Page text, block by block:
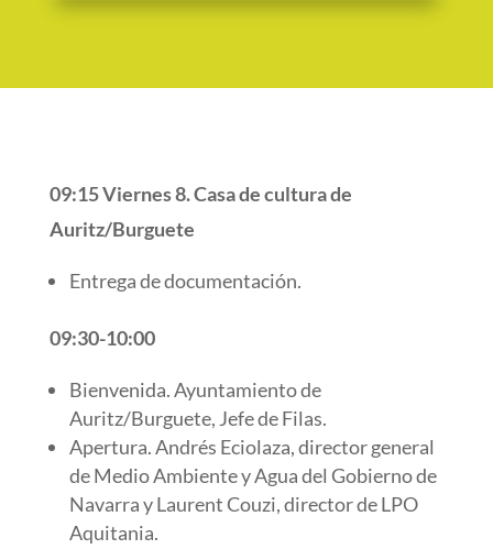
09:15Viernes 8. Casa de cultura de
Auritz/Burguete
Entrega de documentación.
09:30-10:00
Bienvenida. Ayuntamiento de
Auritz/Burguete, Jefe de Filas.
Apertura. Andrés Eciolaza, director general
de Medio Ambiente y Agua del Gobierno de
Navarra y Laurent Couzi, director de LPO
Aquitania.